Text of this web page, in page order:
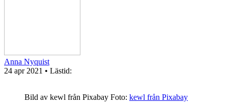
Anna Nyquist
24 apr 2021 • Lästid:
Bild av kewl från Pixabay Foto: kewl från Pixabay